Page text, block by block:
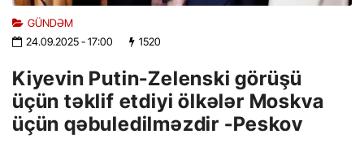
GÜNDƏM
24.09.2025- 17:00 1520
Kiyevin Putin-Zelenski görüşü
üçün təklif etdiyi ölkələr Moskva
üçün qəbuledilməzdir -Peskov